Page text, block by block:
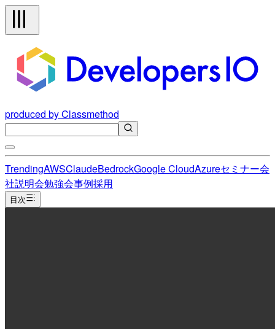
produced by Classmethod
TrendingAWSClaudeBedrockGoogle CloudAzureセミナー会
社説明会勉強会事例採用
目次